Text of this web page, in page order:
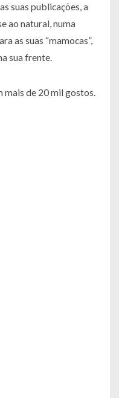
suas publicações, a
ao natural, numa
as suas “mamocas”,
sua frente.
mais de 20 mil gostos.